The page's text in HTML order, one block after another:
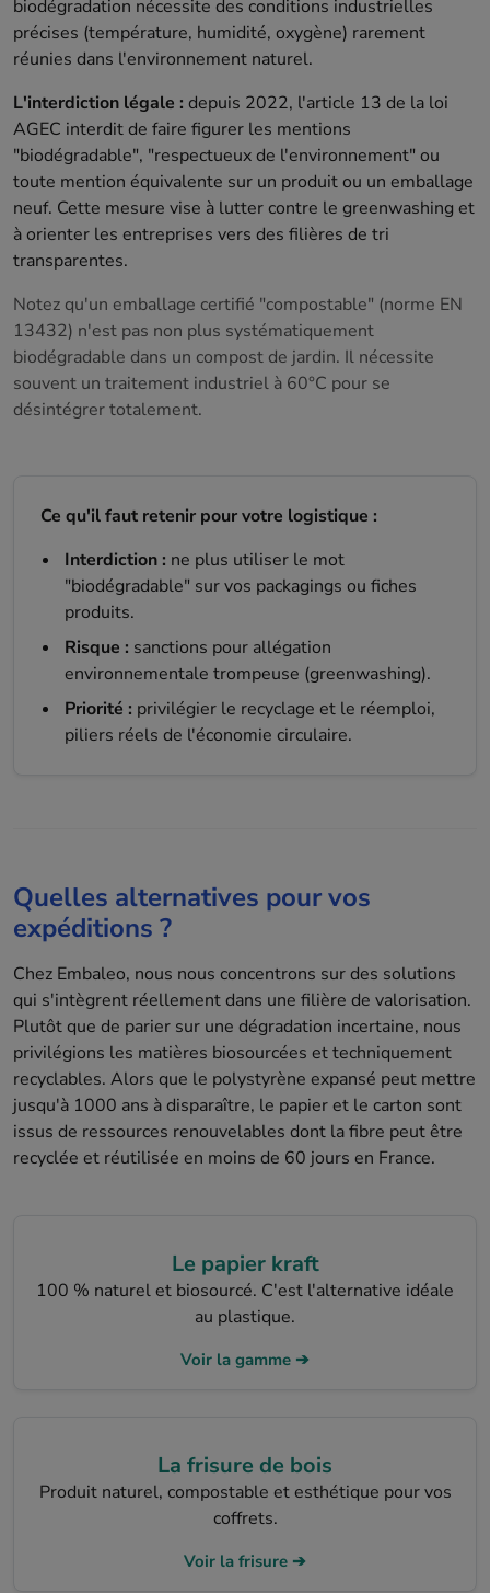
biodégradation nécessite des conditions industrielles
précises (température, humidité, oxygène) rarement
réunies dans l'environnement naturel.
L'interdiction légale : depuis 2022, l'article 13 de la loi
AGEC interdit de faire figurer les mentions
"biodégradable", "respectueux de l'environnement" ou
toute mention équivalente sur un produit ou un emballage
neuf. Cette mesure vise à lutter contre le greenwashing et
à orienter les entreprises vers des filières de tri
transparentes.
Notez qu'un emballage certifié "compostable" (norme EN
13432) n'est pas non plus systématiquement
biodégradable dans un compost de jardin. Il nécessite
souvent un traitement industriel à 60°C pour se
désintégrer totalement.
Ce qu'il faut retenir pour votre logistique :
Interdiction : ne plus utiliser le mot
"biodégradable" sur vos packagings ou fiches
produits.
Risque : sanctions pour allégation
environnementale trompeuse (greenwashing).
Priorité : privilégier le recyclage et le réemploi,
piliers réels de l'économie circulaire.
Quelles alternatives pour vos
expéditions ?
Chez Embaleo, nous nous concentrons sur des solutions
qui s'intègrent réellement dans une filière de valorisation.
Plutôt que de parier sur une dégradation incertaine, nous
privilégions les matières biosourcées et techniquement
recyclables. Alors que le polystyrène expansé peut mettre
jusqu'à 1000 ans à disparaître, le papier et le carton sont
issus de ressources renouvelables dont la fibre peut être
recyclée et réutilisée en moins de 60 jours en France.
Le papier kraft
100 % naturel et biosourcé. C'est l'alternative idéale
au plastique.
Voir la gamme ➔
La frisure de bois
Produit naturel, compostable et esthétique pour vos
coffrets.
Voir la frisure ➔